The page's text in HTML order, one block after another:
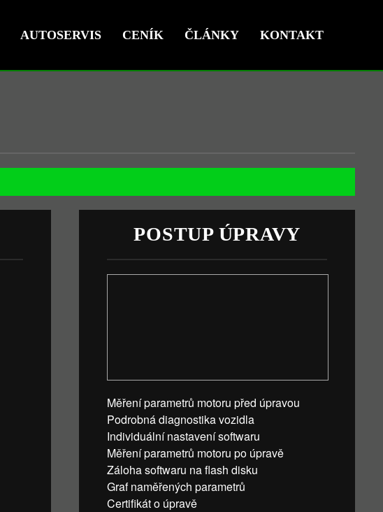
AUTOSERVIS CENÍK ČLÁNKY KONTAKT
POSTUP ÚPRAVY
Měření parametrů motoru před úpravou
Podrobná diagnostika vozidla
Individuální nastavení softwaru
Měření parametrů motoru po úpravě
Záloha softwaru na flash disku
Graf naměřených parametrů
Certifikát o úpravě